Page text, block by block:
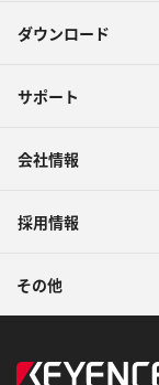
ダウンロード
サポート
会社情報
採用情報
その他